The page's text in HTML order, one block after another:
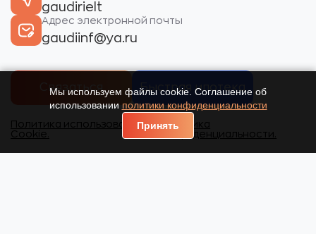
gaudirielt
Адрес электронной почты
gaudiinf@ya.ru
Связаться Быстрая ипотека
Политика использования
Cookie.
Политика
конфиденциальности.
Мы используем файлы cookie. Соглашение об
использовании политики конфиденциальности
Принять